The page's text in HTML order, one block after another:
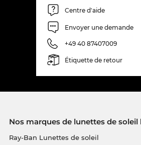
Centre d'aide
Envoyer une demande
+49 40 87407009
Étiquette de retour
Nos marques de lunettes de soleil
Ray-Ban Lunettes de soleil